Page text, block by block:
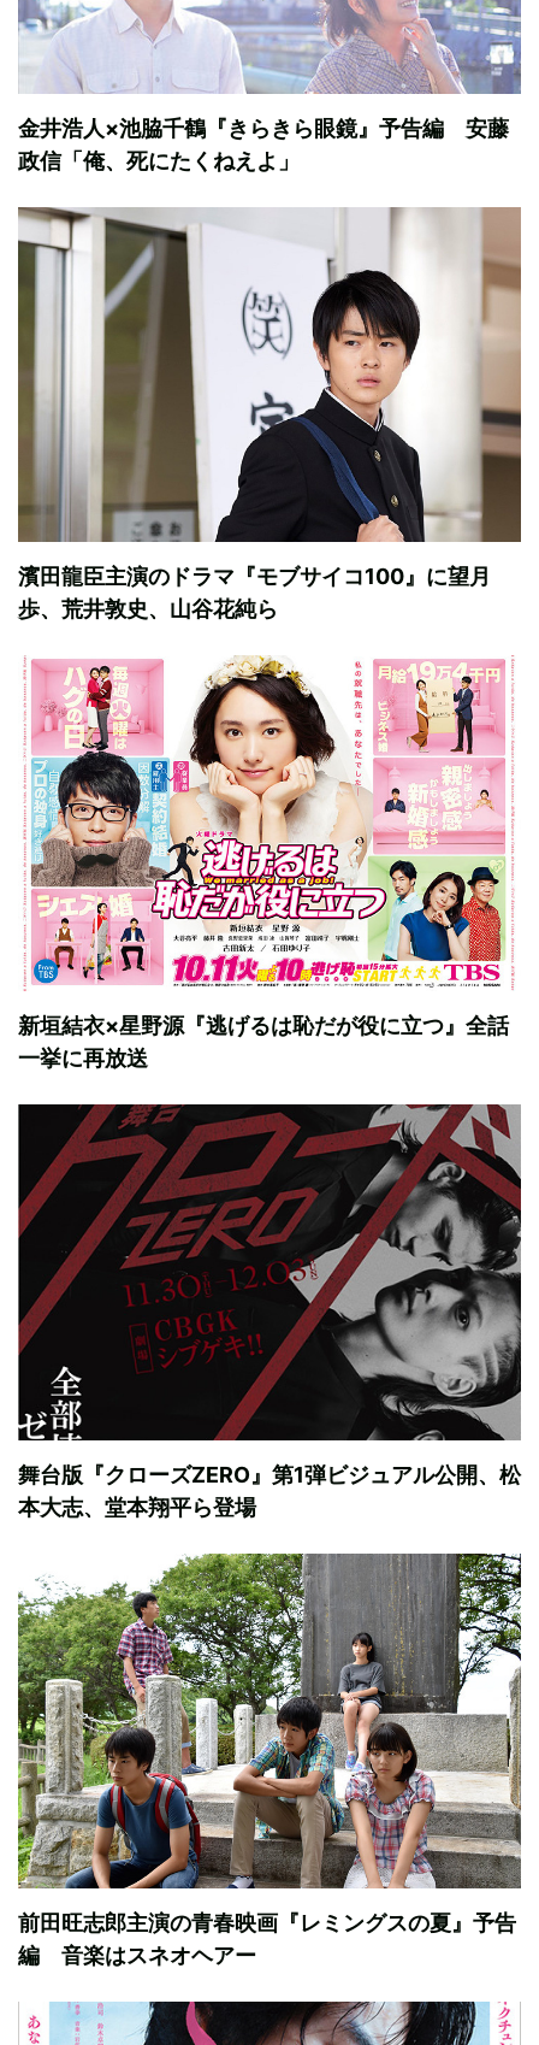
金井浩人×池脇千鶴『きらきら眼鏡』予告編 安藤
政信「俺、死にたくねえよ」
濱田龍臣主演のドラマ『モブサイコ100』に望月
歩、荒井敦史、山谷花純ら
新垣結衣×星野源『逃げるは恥だが役に立つ』全話
一挙に再放送
舞台版『クローズZERO』第1弾ビジュアル公開、松
本大志、堂本翔平ら登場
前田旺志郎主演の青春映画『レミングスの夏』予告
編 音楽はスネオヘアー